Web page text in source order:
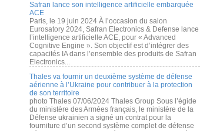
Safran lance son intelligence artificielle embarquée
ACE
Paris, le 19 juin 2024 À l’occasion du salon
Eurosatory 2024, Safran Electronics & Defense lance
l’intelligence artificielle ACE, pour « Advanced
Cognitive Engine ». Son objectif est d’intégrer des
capacités IA dans l’ensemble des produits de Safran
Electronics...
Thales va fournir un deuxième système de défense
aérienne à l’Ukraine pour contribuer à la protection
de son territoire
photo Thales 07/06/2024 Thales Group Sous l’égide
du ministère des Armées français, le ministère de la
Défense ukrainien a signé un contrat pour la
fourniture d’un second système complet de défense